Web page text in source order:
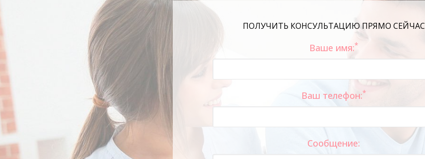
ПОЛУЧИТЬ КОНСУЛЬТАЦИЮ ПРЯМО СЕЙЧАС
Ваше имя:*
Ваш телефон:*
Сообщение: